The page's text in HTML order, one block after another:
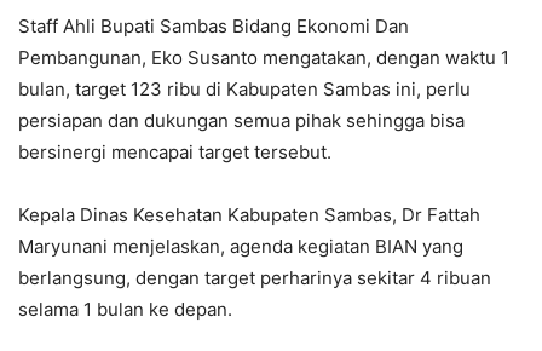
Staff Ahli Bupati Sambas Bidang Ekonomi Dan
Pembangunan, Eko Susanto mengatakan, dengan waktu 1
bulan, target 123 ribu di Kabupaten Sambas ini, perlu
persiapan dan dukungan semua pihak sehingga bisa
bersinergi mencapai target tersebut.
Kepala Dinas Kesehatan Kabupaten Sambas, Dr Fattah
Maryunani menjelaskan, agenda kegiatan BIAN yang
berlangsung, dengan target perharinya sekitar 4 ribuan
selama 1 bulan ke depan.